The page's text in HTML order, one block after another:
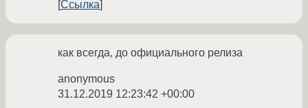
Ссылка
как всегда, до официального релиза
anonymous
31.12.2019 12:23:42 +00:00